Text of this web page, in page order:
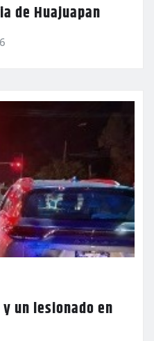
de Huajuapan
un lesionado en